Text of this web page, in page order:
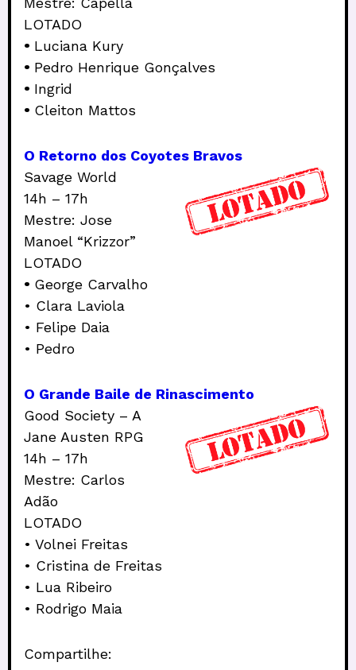
LOTADO
• Luciana Kury
• Pedro Henrique Gonçalves
• Ingrid
• Cleiton Mattos
O Retorno dos Coyotes Bravos
Savage World
14h – 17h
Mestre: Jose
Manoel “Krizzor”
LOTADO
• George Carvalho
• Clara Laviola
• Felipe Daia
• Pedro
O Grande Baile de Rinascimento
Good Society – A
Jane Austen RPG
14h – 17h
Mestre: Carlos
Adão
LOTADO
• Volnei Freitas
• Cristina de Freitas
• Lua Ribeiro
• Rodrigo Maia
Compartilhe: